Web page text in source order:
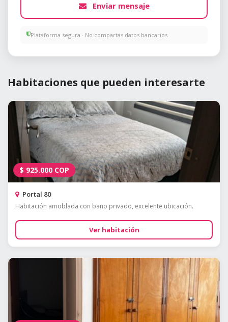
Enviar mensaje
Plataforma segura · No compartas datos bancarios
Habitaciones que pueden interesarte
$ 925.000 COP
Portal 80
Habitación amoblada con baño privado, excelente ubicación.
Ver habitación